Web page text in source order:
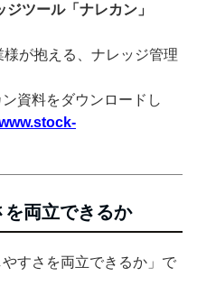
ジツール「ナレカン」
が抱える、ナレッジ管理
資料をダウンロードし
両立できるか
すさを両立できるか」で